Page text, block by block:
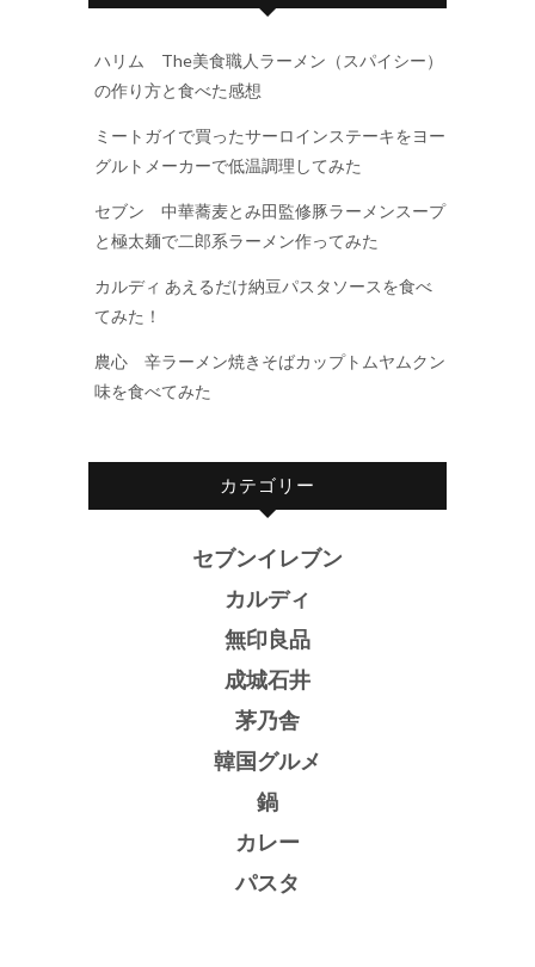
ハリム The美食職人ラーメン（スパイシー）
の作り方と食べた感想
ミートガイで買ったサーロインステーキをヨー
グルトメーカーで低温調理してみた
セブン 中華蕎麦とみ田監修豚ラーメンスープ
と極太麺で二郎系ラーメン作ってみた
カルディ あえるだけ納豆パスタソースを食べ
てみた！
農心 辛ラーメン焼きそばカップトムヤムクン
味を食べてみた
カテゴリー
セブンイレブン
カルディ
無印良品
成城石井
茅乃舎
韓国グルメ
鍋
カレー
パスタ